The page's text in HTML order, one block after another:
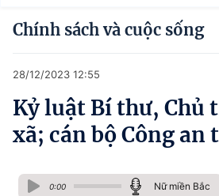
Danh mục
Tham vấn chính sách
Người dân góp ý
Doanh nghiệp hiến kế
Chính sách và cuộc sống
28/12/2023 12:55
Kỷ luật Bí thư, Chủ
xã; cán bộ Công an
0:00 Nữ miền Bắc